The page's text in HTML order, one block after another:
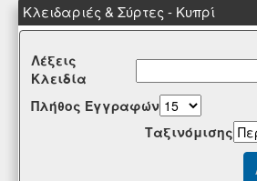
Κλειδαριές & Σύρτες - Κυπρί
Λέξεις
Κλειδία
Πλήθος Εγγραφών
Tαξινόμισης